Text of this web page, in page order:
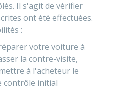
Il s'agit de vérifier
ont été effectuées.
:
votre voiture à
la contre-visite,
à l'acheteur le
contrôle initial